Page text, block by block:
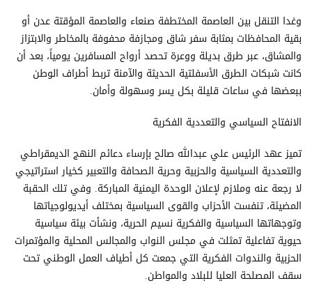
وغدا التنقل بين العاصمة المختطفة صنعاء والعاصمة المؤقتة عدن أو
بقية المحافظات بمثابة سفر شاق ومجازفة محفوفة بالمخاطر والابتزاز
والمشاق، عبر طرق بديلة ووعرة تحصد أرواح المسافرين يومياً، بعد أن
كانت شبكات الطرق الأسفلتية الحديثة والآمنة تربط أطراف الوطن
ببعضها في ساعات قليلة بكل يسر وسهولة وأمان.
الانفتاح السياسي والتعددية الفكرية
تميز عهد الرئيس علي عبدالله صالح بإرساء دعائم النهج الديمقراطي
والتعددية السياسية والحزبية وحرية الصحافة والتعبير كخيار استراتيجي
لا رجعة عنه وملازم لإعلان الوحدة اليمنية المباركة. وفي تلك الحقبة
المضيئة، تنفست الأحزاب والقوى السياسية بمختلف أيديولوجياتها
وتوجهاتها السياسية والفكرية نسيم الحرية، ونشأت بيئة سياسية
حيوية تفاعلية تمثلت في مجلس النواب والمجالس المحلية والمؤتمرات
الحزبية والندوات الفكرية التي جمعت كل أطياف العمل الوطني تحت
سقف المصلحة العليا للبلاد والمواطن.